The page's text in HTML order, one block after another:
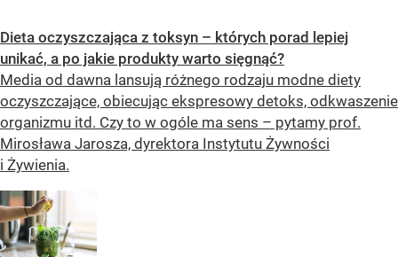
Dieta oczyszczająca z toksyn – których porad lepiej
unikać, a po jakie produkty warto sięgnąć?
Media od dawna lansują różnego rodzaju modne diety
oczyszczające, obiecując ekspresowy detoks, odkwaszenie
organizmu itd. Czy to w ogóle ma sens – pytamy prof.
Mirosława Jarosza, dyrektora Instytutu Żywności
i Żywienia.